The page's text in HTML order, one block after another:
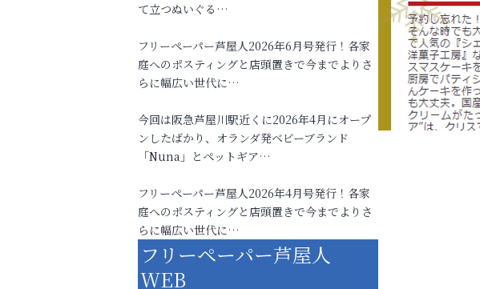
て立つぬいぐる…
フリーペーパー芦屋人2026年6月号発行！各家
庭へのポスティングと店頭置きで今までよりさ
らに幅広い世代に…
今回は阪急芦屋川駅近くに2026年4月にオープ
ンしたばかり、オランダ発ベビーブランド
「Nuna」とペットギア…
フリーペーパー芦屋人2026年4月号発行！各家
庭へのポスティングと店頭置きで今までよりさ
らに幅広い世代に…
フリーペーパー芦屋人
WEB